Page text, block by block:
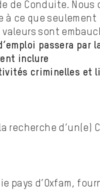
de Conduite. Nous
à ce que seulement
sont
passera par
inclure
criminelles et
recherche d’un(e)
pays d’Oxfam,